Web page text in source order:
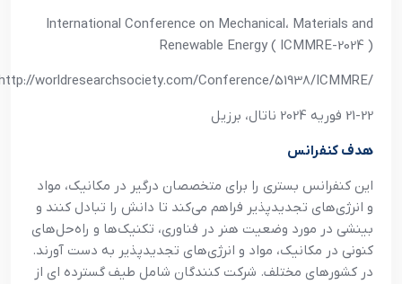
International Conference on Mechanical، Materials and
Renewable Energy ( ICMMRE-2024 )
worldresearchsociety.com/Conference/51938/ICMMRE/
21-22 فوريه 2024 ناتال، برزيل
هدف کنفرانس
اين کنفرانس بستري را براي متخصصان درگير در مکانيک، مواد
و انرژي‌هاي تجديدپذير فراهم مي‌کند تا دانش را تبادل کنند و
بينشي در مورد وضعيت هنر در فناوري، تکنيک‌ها و راه‌حل‌هاي
کنوني در مکانيک، مواد و انرژي‌هاي تجديدپذير به دست آورند.
در کشورهاي مختلف. شرکت کنندگان شامل طيف گسترده اي از